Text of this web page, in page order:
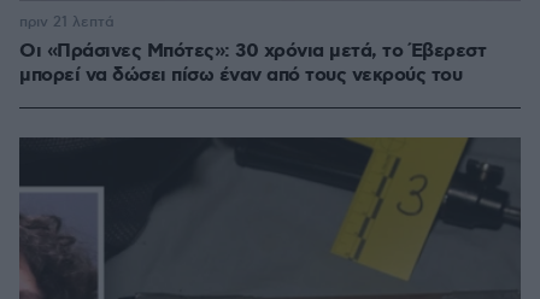
Οι «Πράσινες Μπότες»: 30 χρόνια μετά, το Έβερεστ
μπορεί να δώσει πίσω έναν από τους νεκρούς του
πριν 21 λεπτά